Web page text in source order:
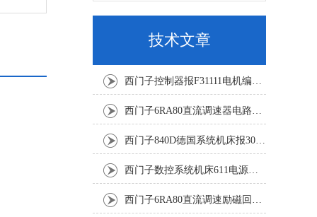
技术文章
西门子控制器报F31111电机编码器坏修复解决
西门子6RA80直流调速器电路板坏销售修理单位
西门子840D德国系统机床报300501修复解决
西门子数控系统机床611电源模块灯不显示修复解决
西门子6RA80直流调速励磁回路坏报F60005修复排除